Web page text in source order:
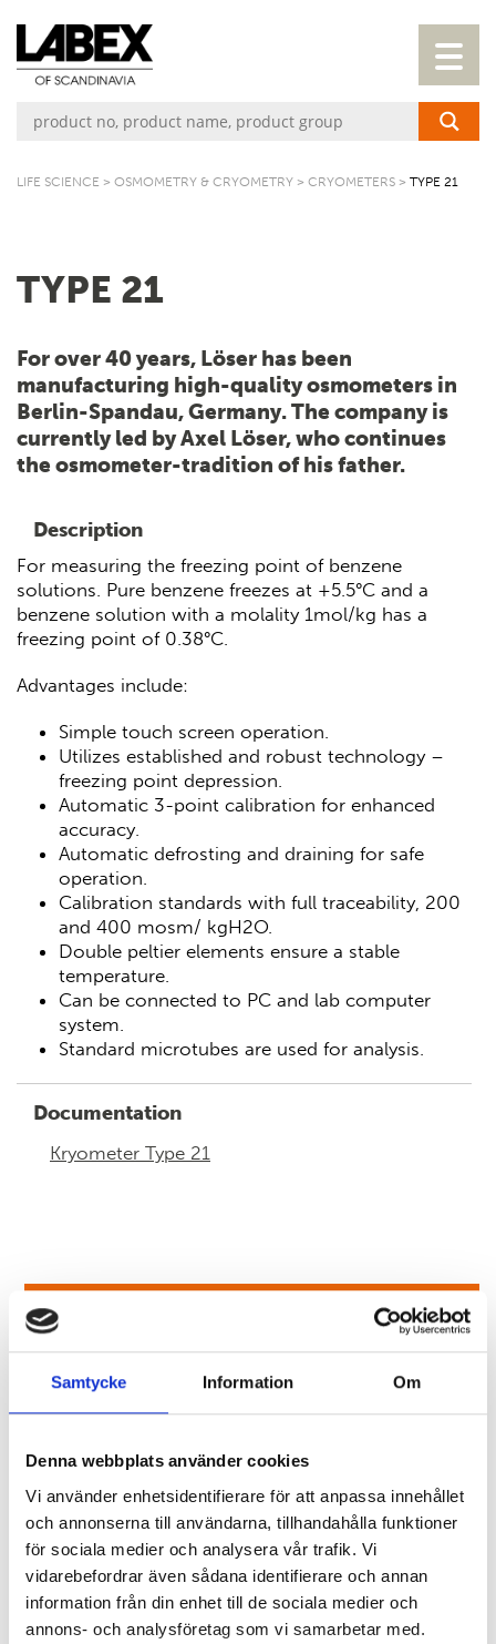
Samtycke Information Om
Denna webbplats använder cookies
Vi använder enhetsidentifierare för att anpassa innehållet
och annonserna till användarna, tillhandahålla funktioner
för sociala medier och analysera vår trafik. Vi
vidarebefordrar även sådana identifierare och annan
information från din enhet till de sociala medier och
annons- och analysföretag som vi samarbetar med.
LIFE SCIENCE > OSMOMETRY & CRYOMETRY > CRYOMETERS > TYPE 21
TYPE 21
For over 40 years, Löser has been
manufacturing high-quality osmometers in
Berlin-Spandau, Germany. The company is
currently led by Axel Löser, who continues
the osmometer-tradition of his father.
Description
For measuring the freezing point of benzene
solutions. Pure benzene freezes at +5.5°C and a
benzene solution with a molality 1mol/kg has a
freezing point of 0.38°C.
Advantages include:
Simple touch screen operation.
Utilizes established and robust technology –
freezing point depression.
Automatic 3-point calibration for enhanced
accuracy.
Automatic defrosting and draining for safe
operation.
Calibration standards with full traceability, 200
and 400 mosm/ kgH2O.
Double peltier elements ensure a stable
temperature.
Can be connected to PC and lab computer
system.
Standard microtubes are used for analysis.
Documentation
Kryometer Type 21
CONTACT US HERE